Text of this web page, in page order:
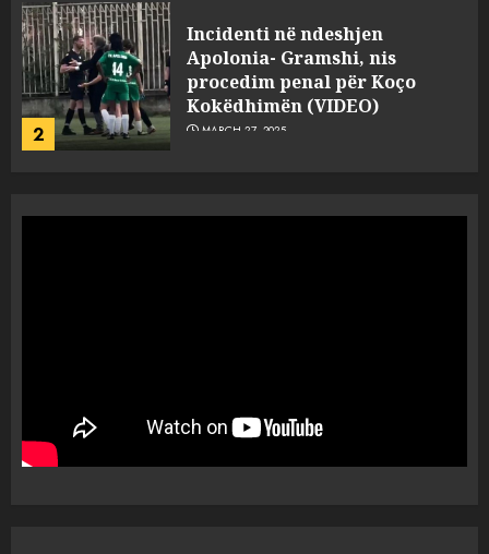
3
FOTO/ Persona të maskuar
sulmuan “One Albania”,
ngjarja u fsheh. A u vodhën
serverat?
MARCH 25, 2025
5
dëshmia e Nuredin Dumanit
flet për PERSONAT që e
plagosën!